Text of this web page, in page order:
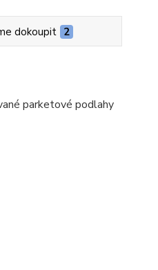
dokoupit 2
parketové podlahy